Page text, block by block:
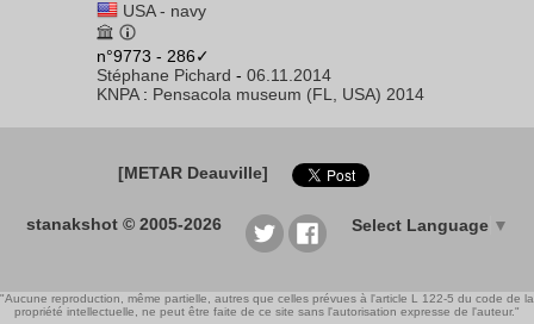
USA - navy
n°9773 - 286✓
Stéphane Pichard - 06.11.2014
KNPA: Pensacola museum (FL, USA) 2014
[METAR Deauville]
stanakshot © 2005-2026 Select Language ▼
"Aucune reproduction, même partielle, autres que celles prévues à l'article L 122-5 du code de la
propriété intellectuelle, ne peut être faite de ce site sans l'autorisation expresse de l'auteur."